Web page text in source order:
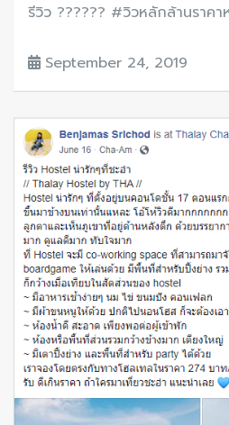
รีวิว ?????? #วิวหลักล้านราค
September 24, 2019